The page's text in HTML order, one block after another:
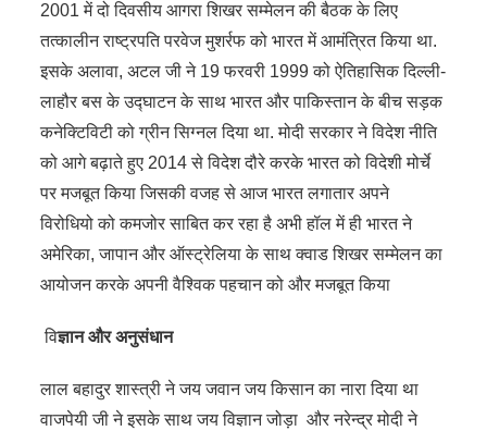
2001 में दो दिवसीय आगरा शिखर सम्मेलन की बैठक के लिए
तत्कालीन राष्ट्रपति परवेज मुशर्रफ को भारत में आमंत्रित किया था.
इसके अलावा, अटल जी ने 19 फरवरी 1999 को ऐतिहासिक दिल्ली-
लाहौर बस के उद्घाटन के साथ भारत और पाकिस्तान के बीच सड़क
कनेक्टिविटी को ग्रीन सिग्नल दिया था. मोदी सरकार ने विदेश नीति
को आगे बढ़ाते हुए 2014 से विदेश दौरे करके भारत को विदेशी मोर्चे
पर मजबूत किया जिसकी वजह से आज भारत लगातार अपने
विरोधियो को कमजोर साबित कर रहा है अभी हॉल में ही भारत ने
अमेरिका, जापान और ऑस्ट्रेलिया के साथ क्वाड शिखर सम्मेलन का
आयोजन करके अपनी वैश्विक पहचान को और मजबूत किया
विज्ञान और अनुसंधान
लाल बहादुर शास्त्री ने जय जवान जय किसान का नारा दिया था
वाजपेयी जी ने इसके साथ जय विज्ञान जोड़ा और नरेन्द्र मोदी ने